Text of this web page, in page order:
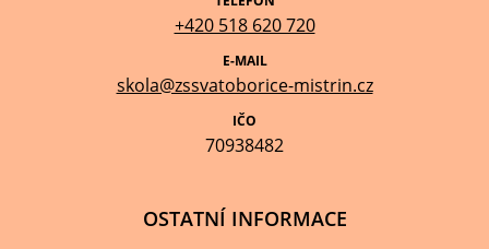
+420 518 620 720
E-MAIL
skola@zssvatoborice-mistrin.cz
IČO
70938482
OSTATNÍ INFORMACE